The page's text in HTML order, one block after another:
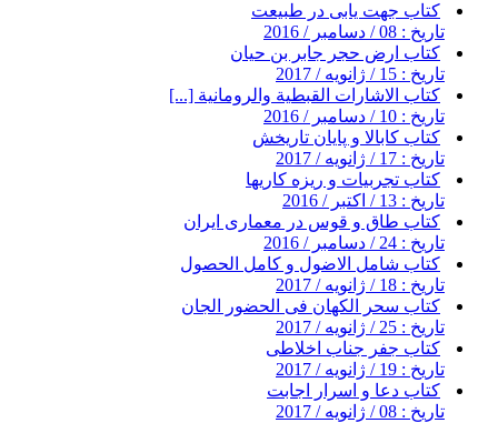
کتاب جهت یابی در طبیعت
تاریخ : 08 / دسامبر / 2016
کتاب ارض حجر جابر بن حیان
تاریخ : 15 / ژانویه / 2017
کتاب الاشارات القبطية والرومانية [...]
تاریخ : 10 / دسامبر / 2016
کتاب کابالا و پایان تاریخش
تاریخ : 17 / ژانویه / 2017
کتاب تجربیات و ریزه کاریها
تاریخ : 13 / اکتبر / 2016
کتاب طاق و قوس در معماری ایران
تاریخ : 24 / دسامبر / 2016
کتاب شامل الاضول و کامل الحصول
تاریخ : 18 / ژانویه / 2017
کتاب سحر الکهان فی الحضور الجان
تاریخ : 25 / ژانویه / 2017
کتاب جفر جناب اخلاطی
تاریخ : 19 / ژانویه / 2017
کتاب دعا و اسرار اجابت
تاریخ : 08 / ژانویه / 2017